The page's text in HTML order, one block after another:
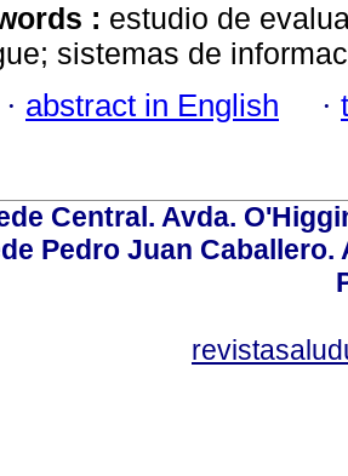
: estudio de
sistemas de
· abstract in English ·
Central. Avda.
Pedro Juan Caballero.